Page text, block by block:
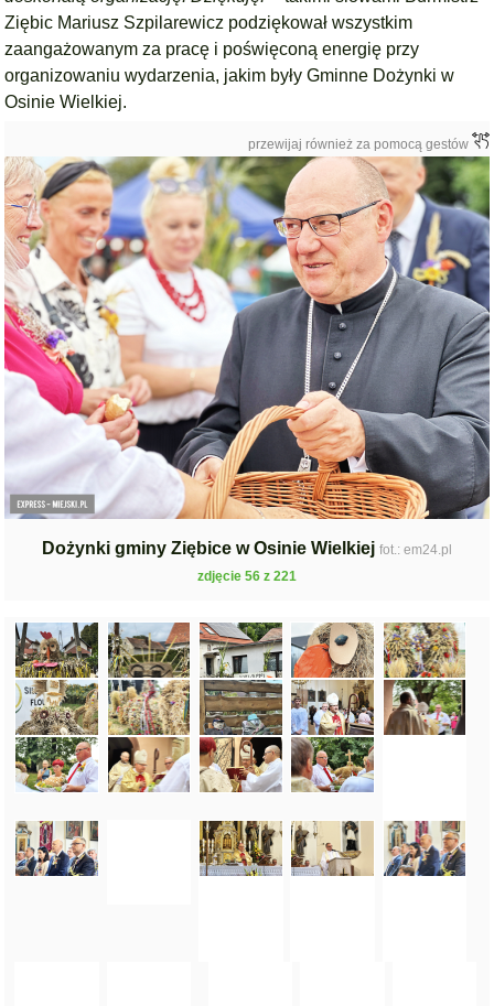
Ziębic Mariusz Szpilarewicz podziękował wszystkim
zaangażowanym za pracę i poświęconą energię przy
organizowaniu wydarzenia, jakim były Gminne Dożynki w
Osinie Wielkiej.
przewijaj również za pomocą gestów
Dożynki gminy Ziębice w Osinie Wielkiej fot.: em24.pl
zdjęcie 56 z 221